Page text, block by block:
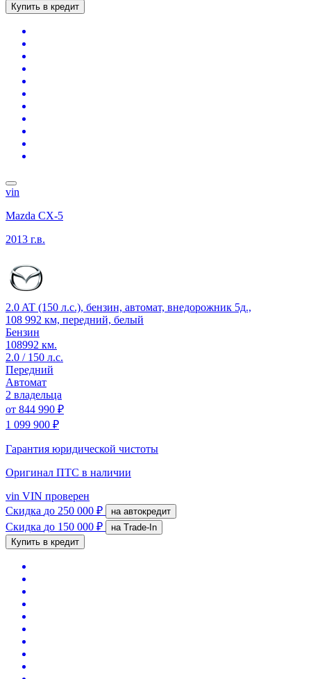
Купить в кредит
vin
Mazda CX-5
2013 г.в.
2.0 AT (150 л.с.), бензин, автомат, внедорожник 5д.,
108 992 км, передний, белый
Бензин
108992 км.
2.0 / 150 л.с.
Передний
Автомат
2 владельца
от 844 990 ₽
1 099 900 ₽
Гарантия юридической чистоты
Оригинал ПТС в наличии
vin VIN проверен
Скидка до 250 000 ₽ на автокредит
Скидка до 150 000 ₽
на Trade-In
Купить в кредит